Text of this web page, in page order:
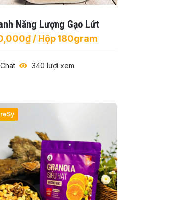
Năng Lượng Gạo Lứt
/ Hộp 180gram
Chat 340 lượt xem